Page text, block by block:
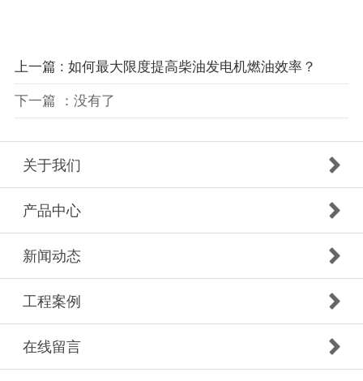
上一篇 : 如何最大限度提高柴油发电机燃油效率？
下一篇 ：没有了
关于我们
产品中心
新闻动态
工程案例
在线留言